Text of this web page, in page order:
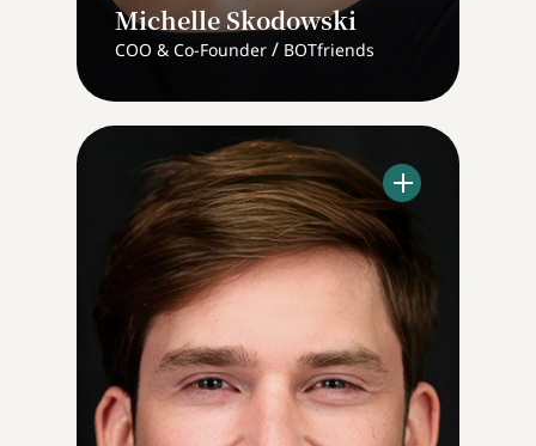
Michelle Skodowski
COO & Co-Founder / BOTfriends